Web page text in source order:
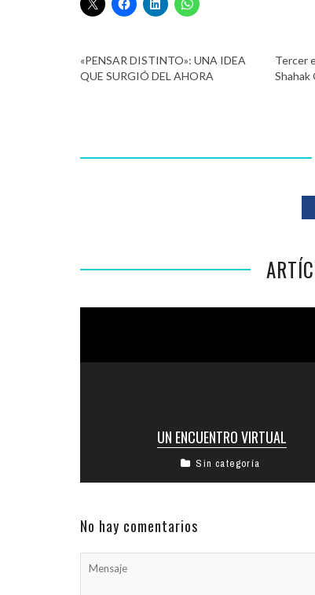
«PENSAR DISTINTO»: UNA IDEA
QUE SURGIÓ DEL AHORA
Tercer
Shahak
UN ENCUENTRO VIRTUAL
El miércoles 23 de abril, los alumnos de
grado tuvieron una gran experiencia
Sin categoría
No hay comentarios